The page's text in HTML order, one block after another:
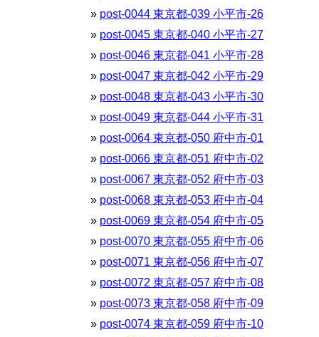
post-0044 東京都-039 小平市-26
post-0045 東京都-040 小平市-27
post-0046 東京都-041 小平市-28
post-0047 東京都-042 小平市-29
post-0048 東京都-043 小平市-30
post-0049 東京都-044 小平市-31
post-0064 東京都-050 府中市-01
post-0066 東京都-051 府中市-02
post-0067 東京都-052 府中市-03
post-0068 東京都-053 府中市-04
post-0069 東京都-054 府中市-05
post-0070 東京都-055 府中市-06
post-0071 東京都-056 府中市-07
post-0072 東京都-057 府中市-08
post-0073 東京都-058 府中市-09
post-0074 東京都-059 府中市-10